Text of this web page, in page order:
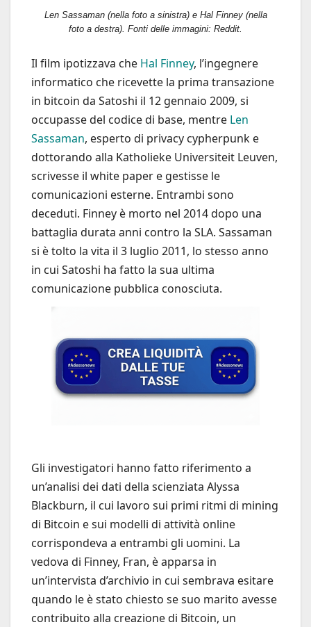
Len Sassaman (nella foto a sinistra) e Hal Finney (nella
foto a destra). Fonti delle immagini: Reddit.
Il film ipotizzava che Hal Finney, l’ingegnere
informatico che ricevette la prima transazione
in bitcoin da Satoshi il 12 gennaio 2009, si
occupasse del codice di base, mentre Len
Sassaman, esperto di privacy cypherpunk e
dottorando alla Katholieke Universiteit Leuven,
scrivesse il white paper e gestisse le
comunicazioni esterne. Entrambi sono
deceduti. Finney è morto nel 2014 dopo una
battaglia durata anni contro la SLA. Sassaman
si è tolto la vita il 3 luglio 2011, lo stesso anno
in cui Satoshi ha fatto la sua ultima
comunicazione pubblica conosciuta.
Gli investigatori hanno fatto riferimento a
un’analisi dei dati della scienziata Alyssa
Blackburn, il cui lavoro sui primi ritmi di mining
di Bitcoin e sui modelli di attività online
corrispondeva a entrambi gli uomini. La
vedova di Finney, Fran, è apparsa in
un’intervista d’archivio in cui sembrava esitare
quando le è stato chiesto se suo marito avesse
contribuito alla creazione di Bitcoin, un